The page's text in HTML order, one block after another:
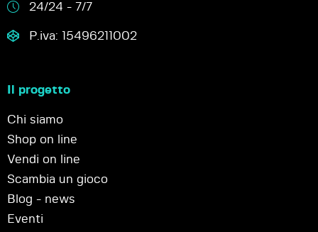
24/24 - 7/7
P.iva: 15496211002
Il progetto
Chi siamo
Shop on line
Vendi on line
Scambia un gioco
Blog - news
Eventi